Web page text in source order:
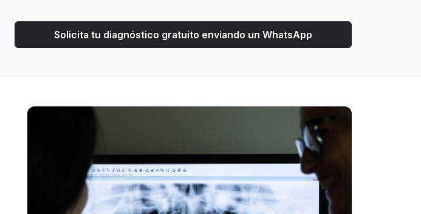
Solicita tu diagnóstico gratuito enviando un WhatsApp